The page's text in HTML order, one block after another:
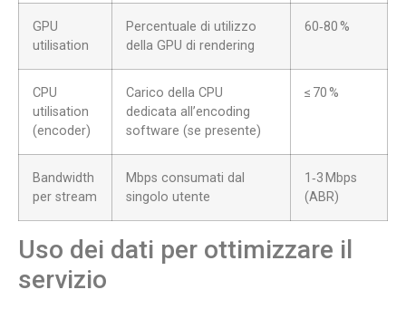
GPU
utilisation
Percentuale di utilizzo
della GPU di rendering
60‑80 %
CPU
utilisation
(encoder)
Carico della CPU
dedicata all’encoding
software (se presente)
≤ 70 %
Bandwidth
per stream
Mbps consumati dal
singolo utente
1‑3 Mbps
(ABR)
Uso dei dati per ottimizzare il
servizio